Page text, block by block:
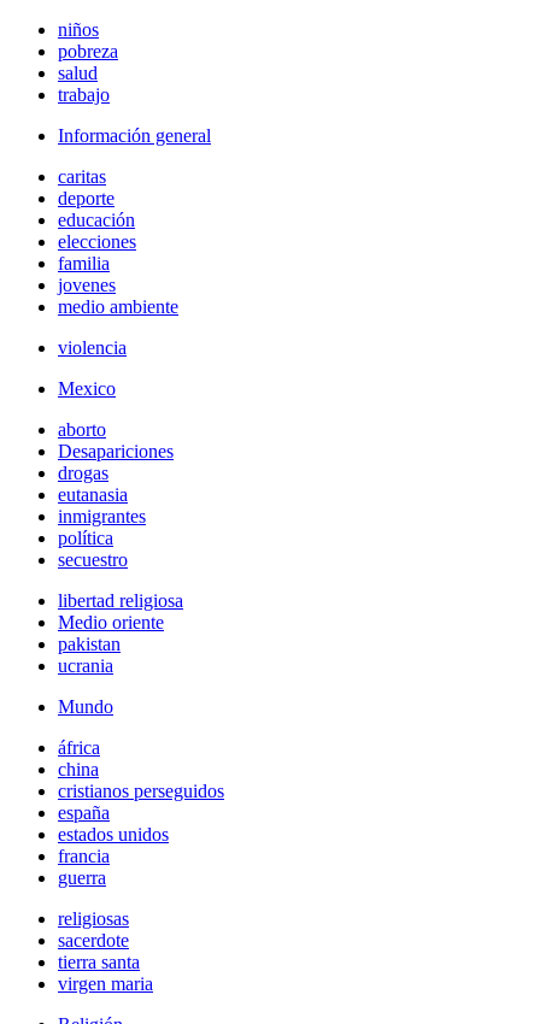
niños
pobreza
salud
trabajo
Información general
caritas
deporte
educación
elecciones
familia
jovenes
medio ambiente
violencia
Mexico
aborto
Desapariciones
drogas
eutanasia
inmigrantes
política
secuestro
libertad religiosa
Medio oriente
pakistan
ucrania
Mundo
áfrica
china
cristianos perseguidos
españa
estados unidos
francia
guerra
religiosas
sacerdote
tierra santa
virgen maria